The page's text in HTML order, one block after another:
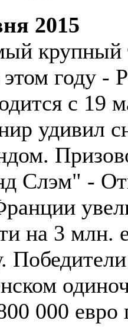
2015
крупный
году -
с 19
удивил
Слэм" -
на 3 млн.
000 евро